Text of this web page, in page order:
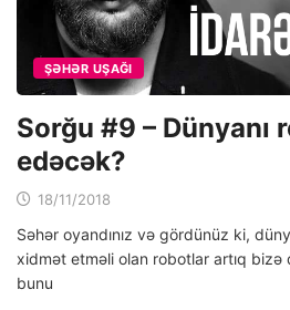
ŞƏHƏR UŞAĞI
Sorğu #9 – Dünyanı
edəcək?
18/11/2018
Səhər oyandınız və gördünüz ki,
xidmət etməli olan robotlar artıq bizə
bunu